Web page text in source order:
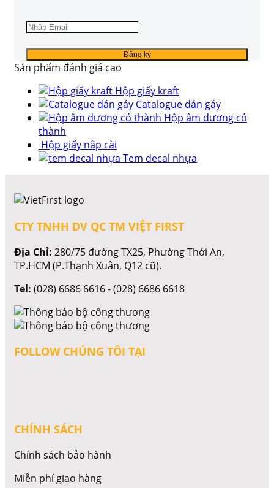
Sản phẩm đánh giá cao
Hộp giấy kraft
Catalogue dán gáy
Hộp âm dương có
thành
Hộp giấy nắp cài
Tem decal nhựa
CTY TNHH DV QC TM VIỆT FIRST
Địa Chỉ: 280/75 đường TX25, Phường Thới An,
TP.HCM (P.Thạnh Xuân, Q12 cũ).
Tel: (028) 6686 6616 - (028) 6686 6618
FOLLOW CHÚNG TÔI TẠI
CHÍNH SÁCH
Chính sách bảo hành
Miễn phí giao hàng